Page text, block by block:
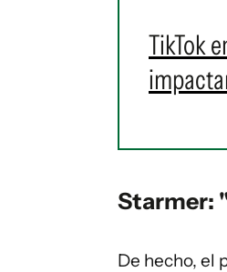
TikTok
Starmer:
De hecho, el